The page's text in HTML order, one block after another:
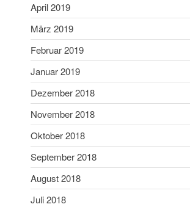
April 2019
März 2019
Februar 2019
Januar 2019
Dezember 2018
November 2018
Oktober 2018
September 2018
August 2018
Juli 2018